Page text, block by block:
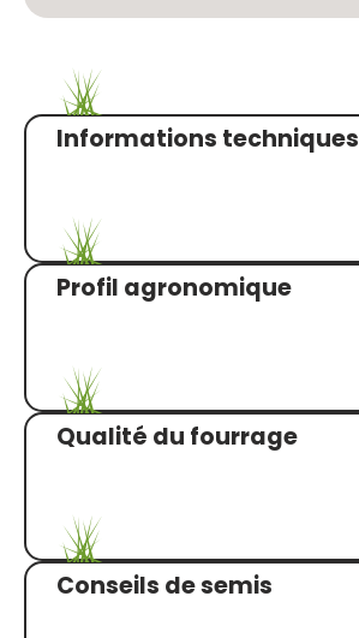
Informations techniques
Profil agronomique
Qualité du fourrage
Conseils de semis